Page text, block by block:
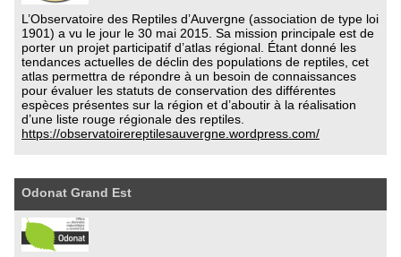
L’Observatoire des Reptiles d’Auvergne (association de type loi
1901) a vu le jour le 30 mai 2015. Sa mission principale est de
porter un projet participatif d’atlas régional. Étant donné les
tendances actuelles de déclin des populations de reptiles, cet
atlas permettra de répondre à un besoin de connaissances
pour évaluer les statuts de conservation des différentes
espèces présentes sur la région et d’aboutir à la réalisation
d’une liste rouge régionale des reptiles.
https://observatoirereptilesauvergne.wordpress.com/
Odonat Grand Est